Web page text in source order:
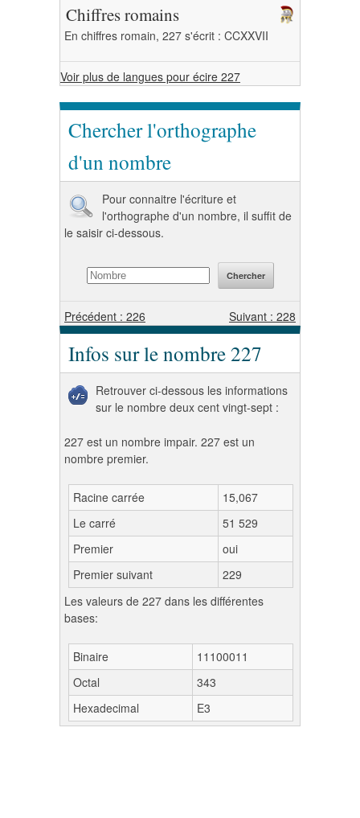
Chiffres romains
En chiffres romain, 227 s'écrit : CCXXVII
Voir plus de langues pour écire 227
Chercher l'orthographe
d'un nombre
Pour connaitre l'écriture et
l'orthographe d'un nombre, il suffit de
le saisir ci-dessous.
Précédent : 226 Suivant : 228
Infos sur le nombre 227
Retrouver ci-dessous les informations
sur le nombre deux cent vingt-sept :
227 est un nombre impair. 227 est un
nombre premier.
Racine carrée
15,067
Le carré
51 529
Premier
oui
Premier suivant
229
Les valeurs de 227 dans les différentes
bases:
Binaire
11100011
Octal
343
Hexadecimal
E3